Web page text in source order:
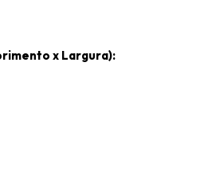
x Largura):